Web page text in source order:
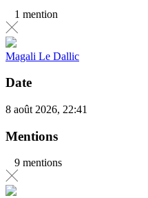
1 mention
Magali Le Dallic
Date
8 août 2026, 22:41
Mentions
9 mentions